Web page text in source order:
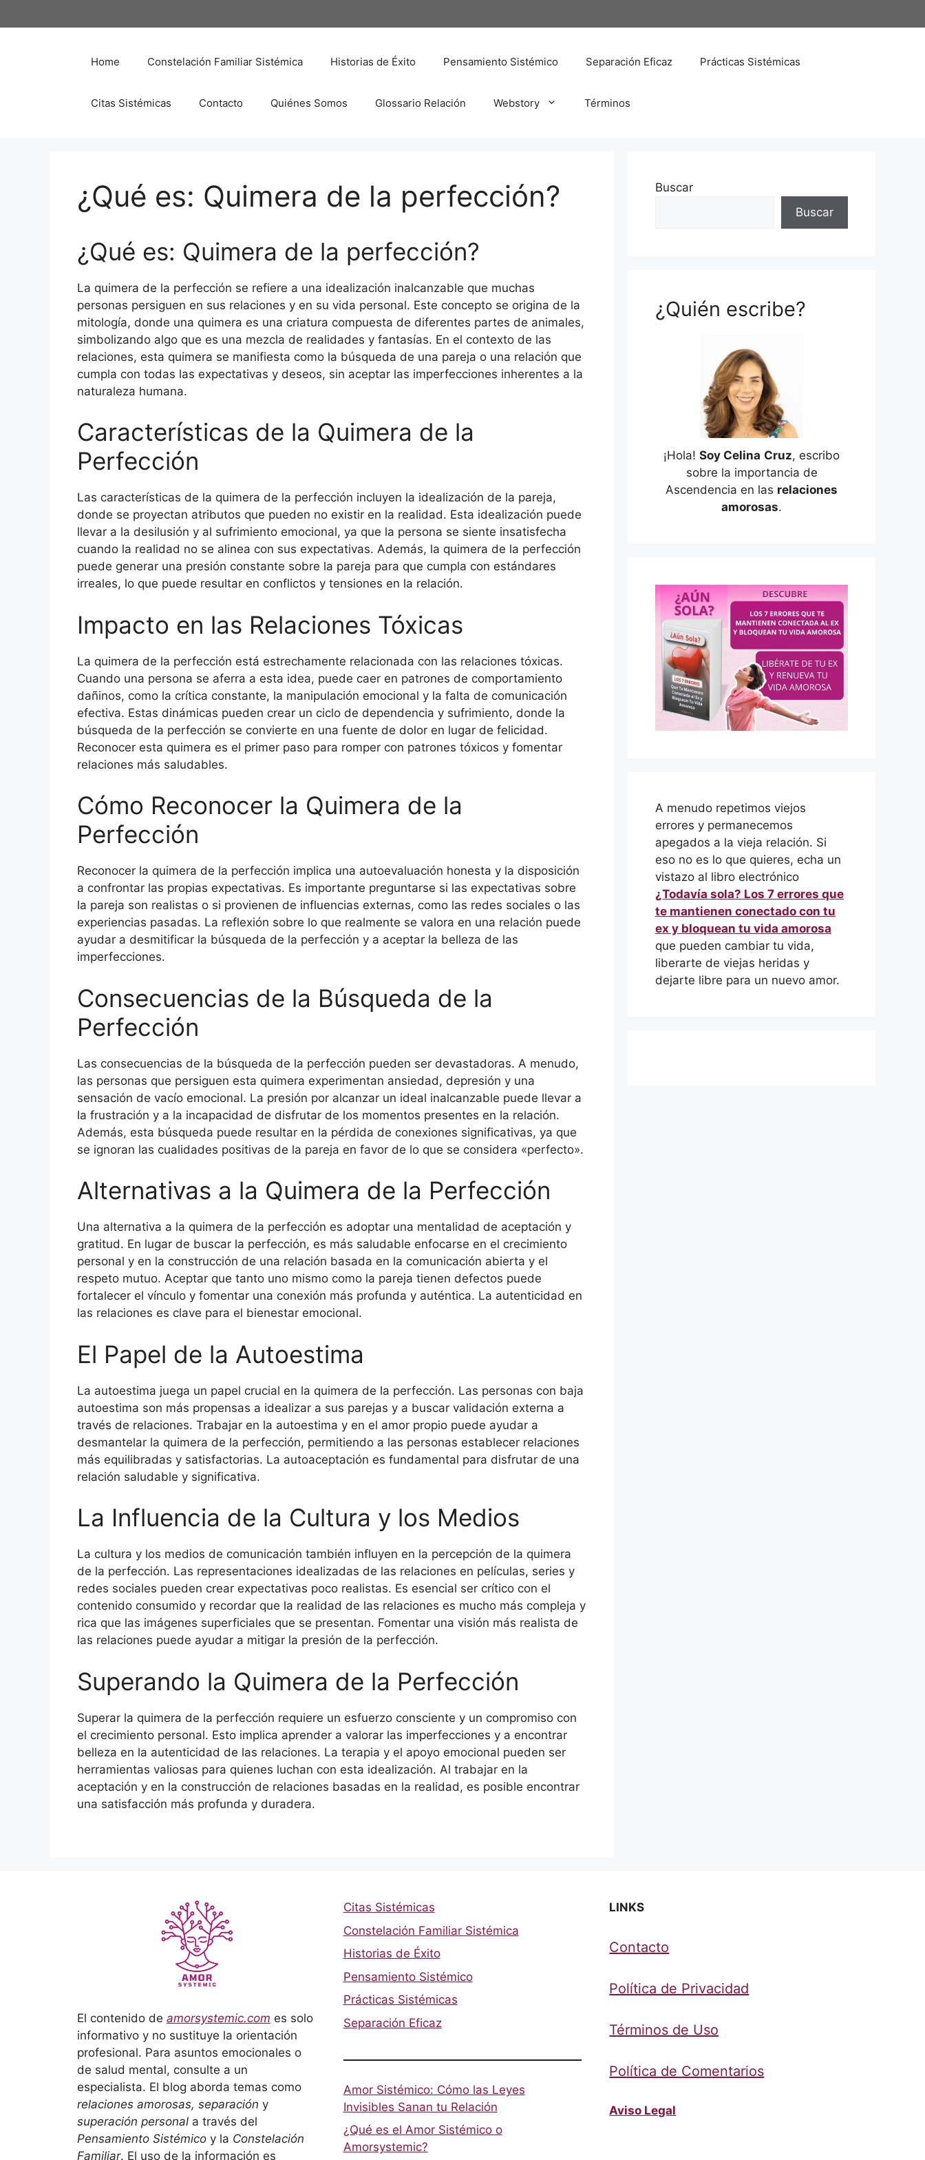
al
Home Constelación Familiar Sistémica Historias de Éxito Pensamiento Sistémico Separación Eficaz Prácticas Sistémicas
Citas Sistémicas Contacto Quiénes Somos Glossario Relación Webstory Términos
¿Qué es: Quimera de la perfección?
¿Qué es: Quimera de la perfección?
La quimera de la perfección se refiere a una idealización inalcanzable que muchas
personas persiguen en sus relaciones y en su vida personal. Este concepto se origina de la
mitología, donde una quimera es una criatura compuesta de diferentes partes de animales,
simbolizando algo que es una mezcla de realidades y fantasías. En el contexto de las
relaciones, esta quimera se manifiesta como la búsqueda de una pareja o una relación que
cumpla con todas las expectativas y deseos, sin aceptar las imperfecciones inherentes a la
naturaleza humana.
Características de la Quimera de la
Perfección
Las características de la quimera de la perfección incluyen la idealización de la pareja,
donde se proyectan atributos que pueden no existir en la realidad. Esta idealización puede
llevar a la desilusión y al sufrimiento emocional, ya que la persona se siente insatisfecha
cuando la realidad no se alinea con sus expectativas. Además, la quimera de la perfección
puede generar una presión constante sobre la pareja para que cumpla con estándares
irreales, lo que puede resultar en conflictos y tensiones en la relación.
Impacto en las Relaciones Tóxicas
La quimera de la perfección está estrechamente relacionada con las relaciones tóxicas.
Cuando una persona se aferra a esta idea, puede caer en patrones de comportamiento
dañinos, como la crítica constante, la manipulación emocional y la falta de comunicación
efectiva. Estas dinámicas pueden crear un ciclo de dependencia y sufrimiento, donde la
búsqueda de la perfección se convierte en una fuente de dolor en lugar de felicidad.
Reconocer esta quimera es el primer paso para romper con patrones tóxicos y fomentar
relaciones más saludables.
Cómo Reconocer la Quimera de la
Perfección
Reconocer la quimera de la perfección implica una autoevaluación honesta y la disposición
a confrontar las propias expectativas. Es importante preguntarse si las expectativas sobre
la pareja son realistas o si provienen de influencias externas, como las redes sociales o las
experiencias pasadas. La reflexión sobre lo que realmente se valora en una relación puede
ayudar a desmitificar la búsqueda de la perfección y a aceptar la belleza de las
imperfecciones.
Consecuencias de la Búsqueda de la
Perfección
Las consecuencias de la búsqueda de la perfección pueden ser devastadoras. A menudo,
las personas que persiguen esta quimera experimentan ansiedad, depresión y una
sensación de vacío emocional. La presión por alcanzar un ideal inalcanzable puede llevar a
la frustración y a la incapacidad de disfrutar de los momentos presentes en la relación.
Además, esta búsqueda puede resultar en la pérdida de conexiones significativas, ya que
se ignoran las cualidades positivas de la pareja en favor de lo que se considera «perfecto».
Alternativas a la Quimera de la Perfección
Una alternativa a la quimera de la perfección es adoptar una mentalidad de aceptación y
gratitud. En lugar de buscar la perfección, es más saludable enfocarse en el crecimiento
personal y en la construcción de una relación basada en la comunicación abierta y el
respeto mutuo. Aceptar que tanto uno mismo como la pareja tienen defectos puede
fortalecer el vínculo y fomentar una conexión más profunda y auténtica. La autenticidad en
las relaciones es clave para el bienestar emocional.
El Papel de la Autoestima
La autoestima juega un papel crucial en la quimera de la perfección. Las personas con baja
autoestima son más propensas a idealizar a sus parejas y a buscar validación externa a
través de relaciones. Trabajar en la autoestima y en el amor propio puede ayudar a
desmantelar la quimera de la perfección, permitiendo a las personas establecer relaciones
más equilibradas y satisfactorias. La autoaceptación es fundamental para disfrutar de una
relación saludable y significativa.
La Influencia de la Cultura y los Medios
La cultura y los medios de comunicación también influyen en la percepción de la quimera
de la perfección. Las representaciones idealizadas de las relaciones en películas, series y
redes sociales pueden crear expectativas poco realistas. Es esencial ser crítico con el
contenido consumido y recordar que la realidad de las relaciones es mucho más compleja y
rica que las imágenes superficiales que se presentan. Fomentar una visión más realista de
las relaciones puede ayudar a mitigar la presión de la perfección.
Superando la Quimera de la Perfección
Superar la quimera de la perfección requiere un esfuerzo consciente y un compromiso con
el crecimiento personal. Esto implica aprender a valorar las imperfecciones y a encontrar
belleza en la autenticidad de las relaciones. La terapia y el apoyo emocional pueden ser
herramientas valiosas para quienes luchan con esta idealización. Al trabajar en la
aceptación y en la construcción de relaciones basadas en la realidad, es posible encontrar
una satisfacción más profunda y duradera.
Buscar
Buscar
¿Quién escribe?
¡Hola! Soy Celina Cruz, escribo
sobre la importancia de
Ascendencia en las relaciones
amorosas.
A menudo repetimos viejos
errores y permanecemos
apegados a la vieja relación. Si
eso no es lo que quieres, echa un
vistazo al libro electrónico
¿Todavía sola? Los 7 errores que
te mantienen conectado con tu
ex y bloquean tu vida amorosa
que pueden cambiar tu vida,
liberarte de viejas heridas y
dejarte libre para un nuevo amor.
El contenido de amorsystemic.com es solo
informativo y no sustituye la orientación
profesional. Para asuntos emocionales o
de salud mental, consulte a un
especialista. El blog aborda temas como
relaciones amorosas, separación y
superación personal a través del
Pensamiento Sistémico y la Constelación
Familiar. El uso de la información es
Citas Sistémicas
Constelación Familiar Sistémica
Historias de Éxito
Pensamiento Sistémico
Prácticas Sistémicas
Separación Eficaz
Amor Sistémico: Cómo las Leyes
Invisibles Sanan tu Relación
¿Qué es el Amor Sistémico o
Amorsystemic?
LINKS
Contacto
Política de Privacidad
Términos de Uso
Política de Comentarios
Aviso Legal